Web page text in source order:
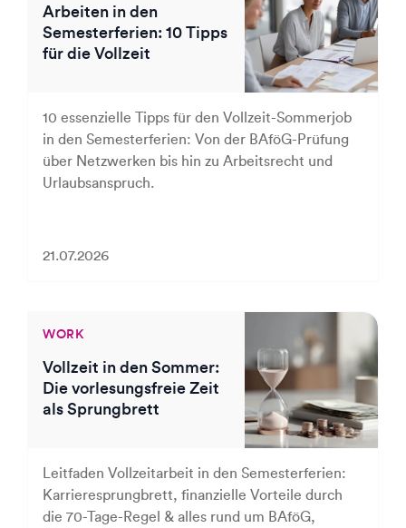
Arbeiten in den
Semesterferien: 10 Tipps
für die Vollzeit
10 essenzielle Tipps für den Vollzeit-Sommerjob
in den Semesterferien: Von der BAföG-Prüfung
über Netzwerken bis hin zu Arbeitsrecht und
Urlaubsanspruch.
21.07.2026
WORK
Vollzeit in den Sommer:
Die vorlesungsfreie Zeit
als Sprungbrett
Leitfaden Vollzeitarbeit in den Semesterferien:
Karrieresprungbrett, finanzielle Vorteile durch
die 70-Tage-Regel & alles rund um BAföG,